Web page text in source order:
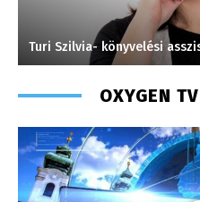
Turi Szilvia- könyvelési
OXYGEN